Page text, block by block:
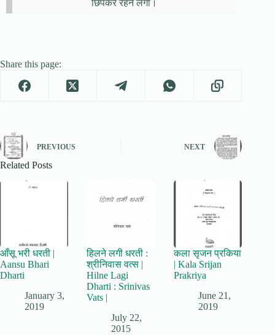
छिपकर रहने लगा।
Share this page:
PREVIOUS NEXT
Related Posts
आँसू भरी धरती |
Aansu Bhari
Dharti
January 3,
2019
हिलने लगी धरती :
श्रीनिवास वत्स |
Hilne Lagi
Dharti : Srinivas
Vats |
July 22,
2015
कला सृजन प्रकिया
| Kala Srijan
Prakriya
June 21,
2019